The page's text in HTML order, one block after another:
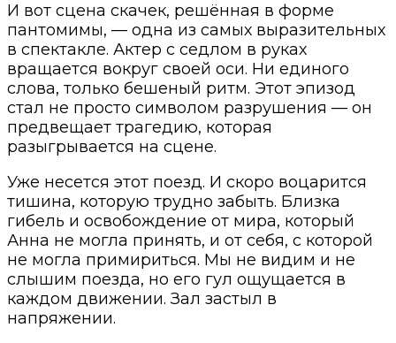
И вот сцена скачек, решённая в форме
пантомимы, — одна из самых выразительных
в спектакле. Актер с седлом в руках
вращается вокруг своей оси. Ни единого
слова, только бешеный ритм. Этот эпизод
стал не просто символом разрушения — он
предвещает трагедию, которая
разыгрывается на сцене.
Уже несется этот поезд. И скоро воцарится
тишина, которую трудно забыть. Близка
гибель и освобождение от мира, который
Анна не могла принять, и от себя, с которой
не могла примириться. Мы не видим и не
слышим поезда, но его гул ощущается в
каждом движении. Зал застыл в
напряжении.